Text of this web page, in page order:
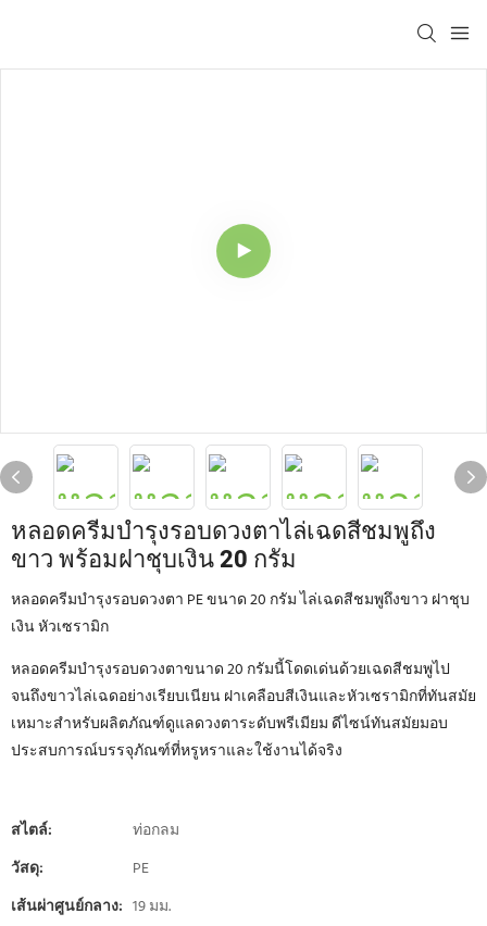
หลอดครีมบำรุงรอบดวงตาไล่เฉดสีชมพูถึง
ขาว พร้อมฝาชุบเงิน 20 กรัม
หลอดครีมบำรุงรอบดวงตา PE ขนาด 20 กรัม ไล่เฉดสีชมพูถึงขาว ฝาชุบ
เงิน หัวเซรามิก
หลอดครีมบำรุงรอบดวงตาขนาด 20 กรัมนี้โดดเด่นด้วยเฉดสีชมพูไป
จนถึงขาวไล่เฉดอย่างเรียบเนียน ฝาเคลือบสีเงินและหัวเซรามิกที่ทันสมัย
​​เหมาะสำหรับผลิตภัณฑ์ดูแลดวงตาระดับพรีเมียม ดีไซน์ทันสมัยมอบ
ประสบการณ์บรรจุภัณฑ์ที่หรูหราและใช้งานได้จริง
สไตล์:
ท่อกลม
วัสดุ:
PE
เส้นผ่าศูนย์กลาง: 19 มม.